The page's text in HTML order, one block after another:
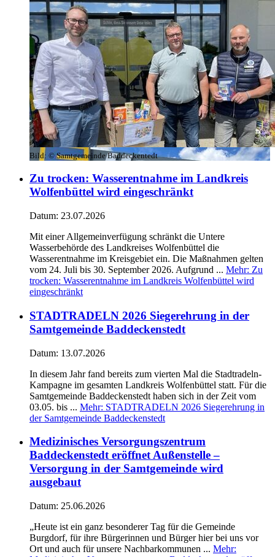
Bild: © Samtgemeinde Baddeckentedt
Zu trocken: Wasserentnahme im Landkreis
Wolfenbüttel wird eingeschränkt
Datum: 23.07.2026
Mit einer Allgemeinverfügung schränkt die Untere
Wasserbehörde des Landkreises Wolfenbüttel die
Wasserentnahme im Kreisgebiet ein. Die Maßnahmen gelten
vom 24. Juli bis 30. September 2026. Aufgrund ... Mehr: Zu
trocken: Wasserentnahme im Landkreis Wolfenbüttel wird
eingeschränkt
STADTRADELN 2026 Siegerehrung in der
Samtgemeinde Baddeckenstedt
Datum: 13.07.2026
In diesem Jahr fand bereits zum vierten Mal die Stadtradeln-
Kampagne im gesamten Landkreis Wolfenbüttel statt. Für die
Samtgemeinde Baddeckenstedt haben sich in der Zeit vom
03.05. bis ... Mehr: STADTRADELN 2026 Siegerehrung in
der Samtgemeinde Baddeckenstedt
Medizinisches Versorgungszentrum
Baddeckenstedt eröffnet Außenstelle –
Versorgung in der Samtgemeinde wird
ausgebaut
Datum: 25.06.2026
„Heute ist ein ganz besonderer Tag für die Gemeinde
Burgdorf, für ihre Bürgerinnen und Bürger hier bei uns vor
Ort und auch für unsere Nachbarkommunen ... Mehr: